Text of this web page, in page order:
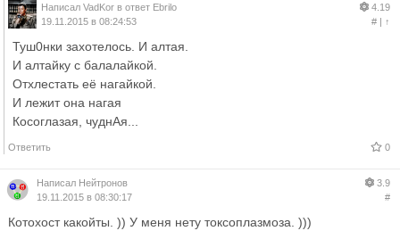
Написал VadKor в ответ Ebrilo
19.11.2015 в 08:24:53
4.19
#| ↑
Туш0нки захотелось. И алтая.
И алтайку с балалайкой.
Отхлестать её нагайкой.
И лежит она нагая
Косоглазая, чуднАя...
Ответить 0
Написал Нейтронов
19.11.2015 в 08:30:17
3.9
#
Котохост какойты. )) У меня нету токсоплазмоза. )))